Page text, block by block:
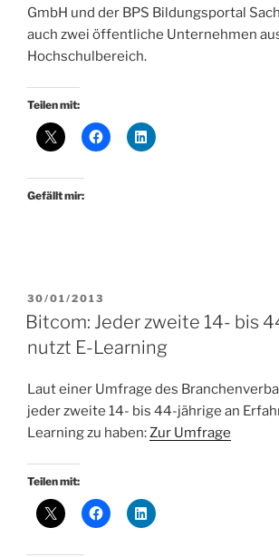
GmbH und der BPS Bildungsportal
auch zwei öffentliche Unternehmen
Hochschulbereich.
Teilen mit:
Gefällt mir:
VERÖFFENTLICHT
AM
30/01/2013
Bitcom: Jeder zweite 14- bis
nutzt E-Learning
Laut einer Umfrage des
jeder zweite 14- bis 44-jährige an
Learning zu haben:Zur Umfrage
Teilen mit: